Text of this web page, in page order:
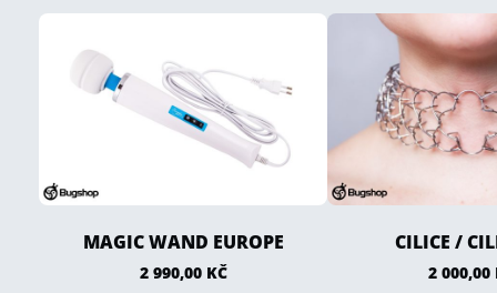
MAGIC WAND EUROPE
2 990,00 KČ
CILICE /
2 000,00